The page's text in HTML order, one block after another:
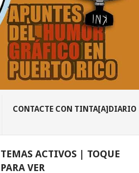
CONTACTE CON TINTA[A]DIARIO
TEMAS ACTIVOS | TOQUE
PARA VER